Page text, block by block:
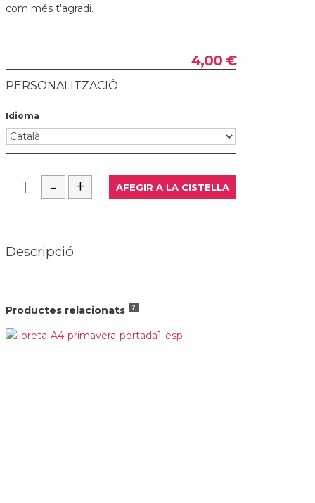
com més t'agradi.
4,00 €
PERSONALITZACIÓ
Idioma
Descripció
Productes relacionats